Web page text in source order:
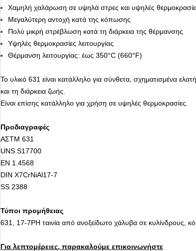
Χαμηλή χαλάρωση σε υψηλά στρες και υψηλές
Μεγαλύτερη αντοχή κατά της κόπωσης
Πολύ μικρή στρέβλωση κατά τη διάρκεια της θέρμανσης
Υψηλές θερμοκρασίες λειτουργίας
Θέρμανση λειτουργίας: έως 350°C (660°F)
Το υλικό 631 είναι κατάλληλο για σύνθετα, σχηματισμένα
και τη διάρκεια ζωής.
Είναι επίσης κατάλληλο για χρήση σε υψηλές θερμοκρασίες.
Προδιαγραφές
ΑΣTM 631
UNS S17700
EN 1.4568
DIN X7CrNiAl17-7
SS 2388
Τύποι προμήθειας
631, 17-7PH ταινία από ανοξείδωτο χάλυβα σε κυλίνδρους,
Για λεπτομέρειες, παρακαλούμε επικοινωνήστε